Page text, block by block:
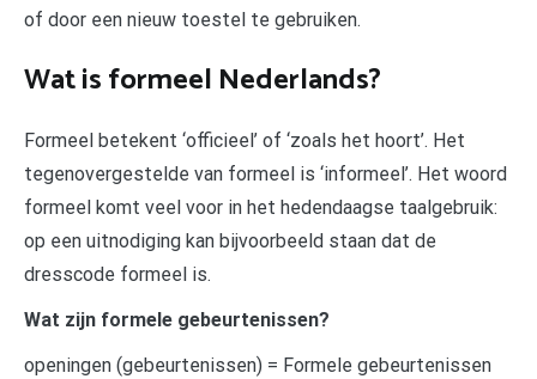
of door een nieuw toestel te gebruiken.
Wat is formeel Nederlands?
Formeel betekent ‘officieel’ of ‘zoals het hoort’. Het
tegenovergestelde van formeel is ‘informeel’. Het woord
formeel komt veel voor in het hedendaagse taalgebruik:
op een uitnodiging kan bijvoorbeeld staan dat de
dresscode formeel is.
Wat zijn formele gebeurtenissen?
openingen (gebeurtenissen) = Formele gebeurtenissen